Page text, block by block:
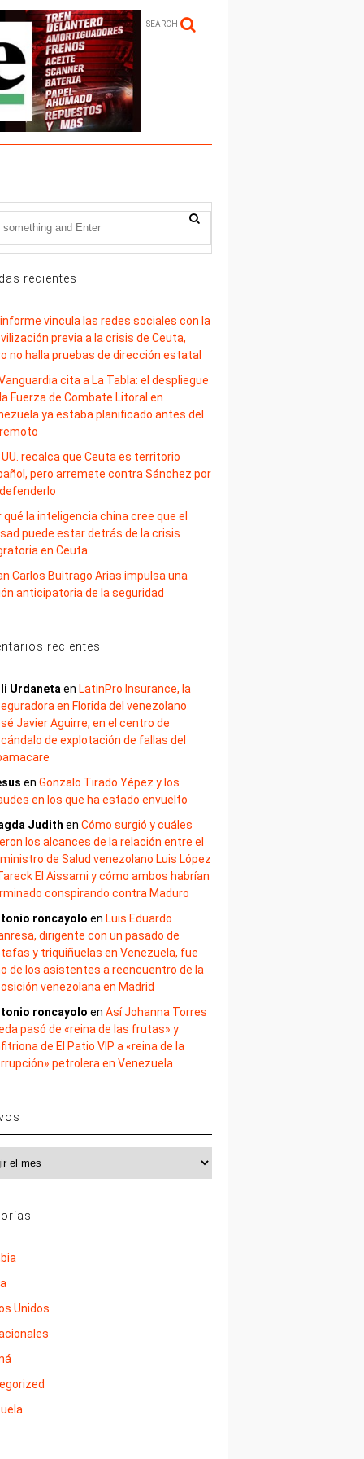
SEARCH
recientes
vincula las redes sociales con la
previa a la crisis de Ceuta,
no halla pruebas de dirección estatal
cita a La Tabla: el despliegue
Fuerza de Combate Litoral en
ya estaba planificado antes del
UU. recalca que Ceuta es territorio
pero arremete contra Sánchez por
qué la inteligencia china cree que el
puede estar detrás de la crisis
en Ceuta
Carlos Buitrago Arias impulsa una
anticipatoria de la seguridad
recientes
Urdaneta en LatinPro Insurance, la
en Florida del venezolano
Javier Aguirre, en el centro de
de explotación de fallas del
enGonzalo Tirado Yépez y los
en los que ha estado envuelto
Judith enCómo surgió y cuáles
los alcances de la relación entre el
de Salud venezolano Luis López
El Aissami y cómo ambos habrían
conspirando contra Maduro
roncayolo en Luis Eduardo
dirigente con un pasado de
y triquiñuelas en Venezuela, fue
de los asistentes a reencuentro de la
venezolana en Madrid
roncayolo enAsí Johanna Torres
pasó de «reina de las frutas» y
de El Patio VIP a «reina de la
petrolera en Venezuela
Unidos